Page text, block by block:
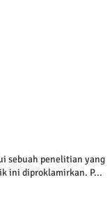
sebuah penelitian yang
ini diproklamirkan. P...